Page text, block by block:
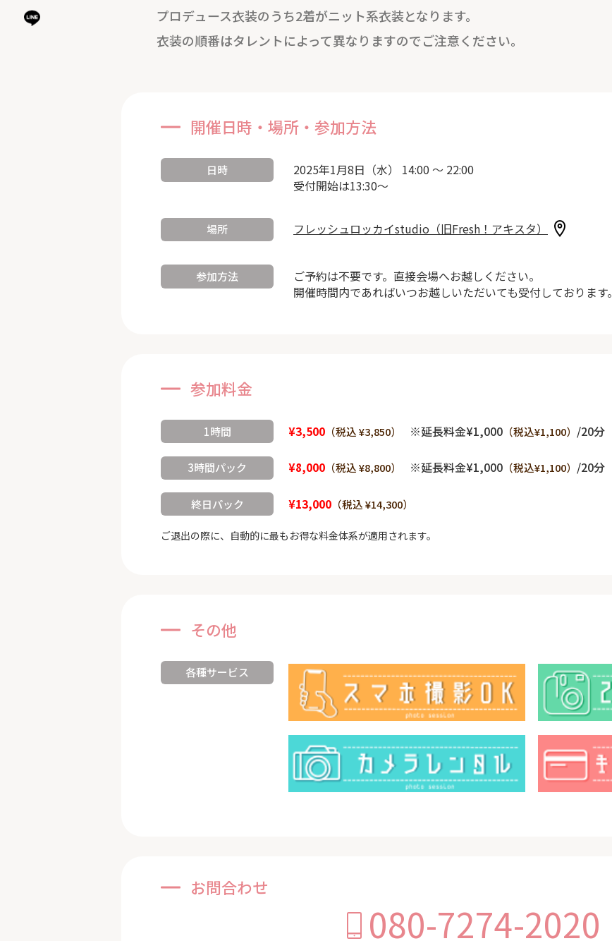
プロデュース衣装のうち2着がニット系衣装となります。
衣装の順番はタレントによって異なりますのでご注意ください。
開催日時・場所・参加方法
日時
2025年1月8日（水） 14:00 ～ 22:00
受付開始は13:30～
場所 フレッシュロッカイstudio（旧Fresh！アキスタ）
参加方法
ご予約は不要です。直接会場へお越しください。
開催時間内であればいつお越しいただいても受付しております。
参加料金
1時間 ¥3,500 （税込 ¥3,850） ※延長料金¥1,000 （税込¥1,100） /20分
3時間パック ¥8,000 （税込 ¥8,800） ※延長料金¥1,000 （税込¥1,100） /20分
終日パック ¥13,000 （税込 ¥14,300）
ご退出の際に、自動的に最もお得な料金体系が適用されます。
その他
各種サービス
お問合わせ
080-7274-2020